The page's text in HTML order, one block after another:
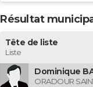
Résultat
Tête de liste
Liste
Dominique
ORADOUR